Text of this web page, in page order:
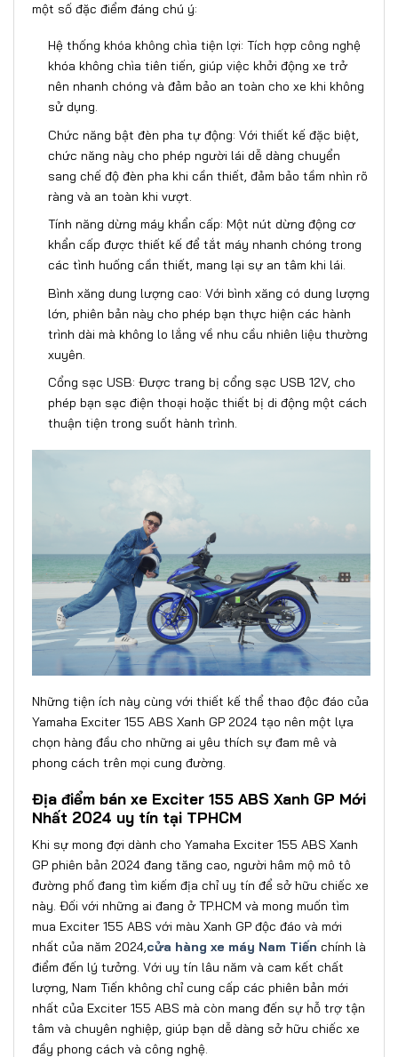
một số đặc điểm đáng chú ý:
Hệ thống khóa không chìa tiện lợi: Tích hợp công nghệ
khóa không chìa tiên tiến, giúp việc khởi động xe trở
nên nhanh chóng và đảm bảo an toàn cho xe khi không
sử dụng.
Chức năng bật đèn pha tự động: Với thiết kế đặc biệt,
chức năng này cho phép người lái dễ dàng chuyển
sang chế độ đèn pha khi cần thiết, đảm bảo tầm nhìn rõ
ràng và an toàn khi vượt.
Tính năng dừng máy khẩn cấp: Một nút dừng động cơ
khẩn cấp được thiết kế để tắt máy nhanh chóng trong
các tình huống cần thiết, mang lại sự an tâm khi lái.
Bình xăng dung lượng cao: Với bình xăng có dung lượng
lớn, phiên bản này cho phép bạn thực hiện các hành
trình dài mà không lo lắng về nhu cầu nhiên liệu thường
xuyên.
Cổng sạc USB: Được trang bị cổng sạc USB 12V, cho
phép bạn sạc điện thoại hoặc thiết bị di động một cách
thuận tiện trong suốt hành trình.
Những tiện ích này cùng với thiết kế thể thao độc đáo của
Yamaha Exciter 155 ABS Xanh GP 2024 tạo nên một lựa
chọn hàng đầu cho những ai yêu thích sự đam mê và
phong cách trên mọi cung đường.
Địa điểm bán xe Exciter 155 ABS Xanh GP Mới
Nhất 2024 uy tín tại TPHCM
Khi sự mong đợi dành cho Yamaha Exciter 155 ABS Xanh
GP phiên bản 2024 đang tăng cao, người hâm mộ mô tô
đường phố đang tìm kiếm địa chỉ uy tín để sở hữu chiếc xe
này. Đối với những ai đang ở TP.HCM và mong muốn tìm
mua Exciter 155 ABS với màu Xanh GP độc đáo và mới
nhất của năm 2024,cửa hàng xe máy Nam Tiến chính là
điểm đến lý tưởng. Với uy tín lâu năm và cam kết chất
lượng, Nam Tiến không chỉ cung cấp các phiên bản mới
nhất của Exciter 155 ABS mà còn mang đến sự hỗ trợ tận
tâm và chuyên nghiệp, giúp bạn dễ dàng sở hữu chiếc xe
đầy phong cách và công nghệ.